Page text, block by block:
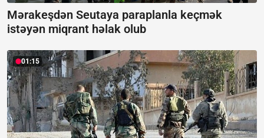
Mərakeşdən Seutaya paraplanla keçmək
istəyən miqrant həlak olub
01:15